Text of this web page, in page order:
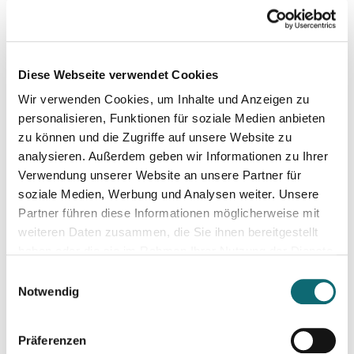
Diese Webseite verwendet Cookies
Wir verwenden Cookies, um Inhalte und Anzeigen zu
personalisieren, Funktionen für soziale Medien anbieten
zu können und die Zugriffe auf unsere Website zu
analysieren. Außerdem geben wir Informationen zu Ihrer
Verwendung unserer Website an unsere Partner für
soziale Medien, Werbung und Analysen weiter. Unsere
Partner führen diese Informationen möglicherweise mit
weiteren Daten zusammen, die Sie ihnen bereitgestellt
Notwendig
Präferenzen
21.03.2024
Mehr Kreativität und gutes Zeitmanagement
25.03.2024
Creating a Newsletter prototype
08.04.2024
Von der Idee zum Film: So schreibe ich ein schlüssiges